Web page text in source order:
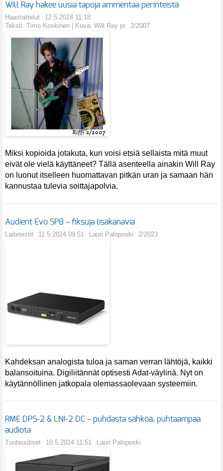
Will Ray hakee uusia tapoja ammentaa perinteistä
Haastattelut
12.5.2024 11:18
Teksti: Timo Koskinen | Kuva: Will Ray pr
2/2007
Miksi kopioida jotakuta, kun voisi etsiä sellaista mitä muut
eivät ole vielä käyttäneet? Tällä asenteella ainakin Will Ray
on luonut itselleen huomattavan pitkän uran ja samaan hän
kannustaa tulevia soittajapolvia.
Audient Evo SP8 – fiksuja lisäkanavia
Laitetestit 11.5.2024 09:51 Lauri Paloposki 2/2023
Kahdeksan analogista tuloa ja saman verran lähtöjä, kaikki
balansoituina. Digiliitännät optisesti Adat-väylinä. Nyt on
käytännöllinen jatkopala olemassaolevaan systeemiin.
RME DPS-2 & LNI-2 DC – puhdasta sähköä, puhtaampaa
audiota
Tuoteuutiset 10.5.2024 11:51 Lauri Paloposki